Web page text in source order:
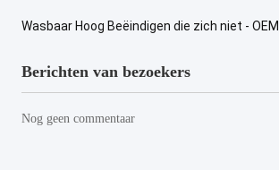
Wasbaar Hoog Beëindigen die zich niet -
Berichten van bezoekers
Nog geen commentaar